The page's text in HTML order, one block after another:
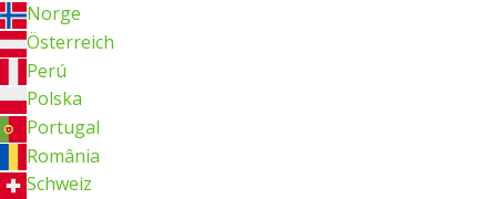
Norge
Österreich
Perú
Polska
Portugal
România
Schweiz